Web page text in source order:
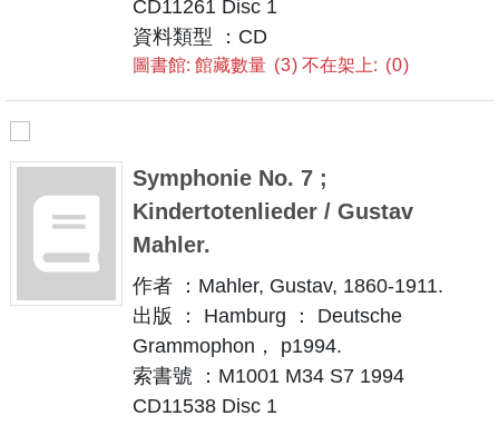
CD11261 Disc 1
資料類型 ：CD
圖書館: 館藏數量 3 不在架上: 0
Symphonie No. 7 ;
Kindertotenlieder / Gustav
Mahler.
作者 ：Mahler, Gustav, 1860-1911.
出版 ： Hamburg ： Deutsche
Grammophon， p1994.
索書號 ：M1001 M34 S7 1994
CD11538 Disc 1